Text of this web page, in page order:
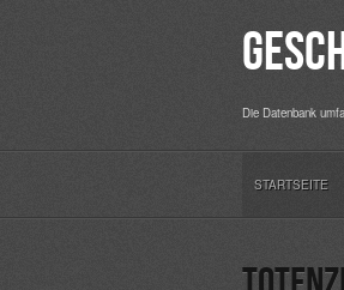
Die Datenbank
STARTSEITE